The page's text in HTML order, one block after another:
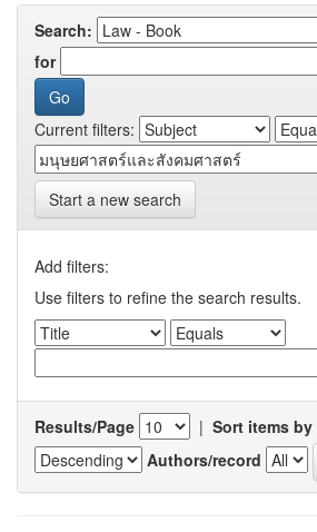
Search:
for
Current filters:
Start a new search
Add filters:
Use filters to refine the search results.
Results/Page | Sort items by
Authors/record